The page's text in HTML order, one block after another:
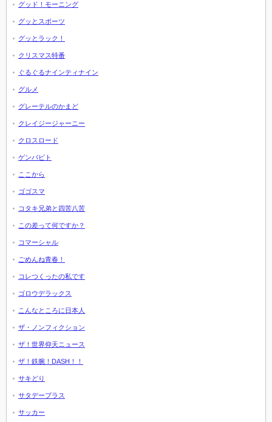
グッド！モーニング
グッとスポーツ
グッとラック！
クリスマス特番
ぐるぐるナインティナイン
グルメ
グレーテルのかまど
クレイジージャーニー
クロスロード
ゲンバビト
ここから
ゴゴスマ
コタキ兄弟と四苦八苦
この差って何ですか？
コマーシャル
ごめんね青春！
コレつくったの私です
ゴロウデラックス
こんなところに日本人
ザ・ノンフィクション
ザ！世界仰天ニュース
ザ！鉄腕！DASH！！
サキどり
サタデープラス
サッカー